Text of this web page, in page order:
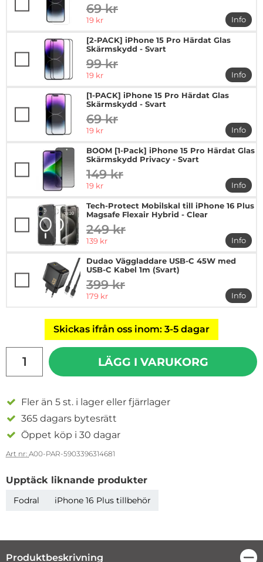
tidigare pris
69 kr
rea pris
19 kr
Info
mer
[2-PACK] iPhone 15 Pro Härdat Glas
Skärmskydd - Svart
tidigare pris
99 kr
rea pris
19 kr
Info
mer
[1-PACK] iPhone 15 Pro Härdat Glas
Skärmskydd - Svart
tidigare pris
69 kr
rea pris
19 kr
Info
mer
BOOM [1-Pack] iPhone 15 Pro Härdat Glas
Skärmskydd Privacy - Svart
tidigare pris
149 kr
rea pris
19 kr
Info
mer
Tech-Protect Mobilskal till iPhone 16 Plus
Magsafe Flexair Hybrid - Clear
tidigare pris
249 kr
rea pris
139 kr
Info
mer
Dudao Väggladdare USB-C 45W med
USB-C Kabel 1m (Svart)
tidigare pris
399 kr
rea pris
179 kr
Info
mer
Skickas ifrån oss inom: 3-5 dagar
LÄGG I VARUKORG
Fler än 5 st. i lager eller fjärrlager
365 dagars bytesrätt
Öppet köp i 30 dagar
Art nr: A00-PAR-5903396314681
Upptäck liknande produkter
Fodral iPhone 16 Plus tillbehör
Produktbeskrivning